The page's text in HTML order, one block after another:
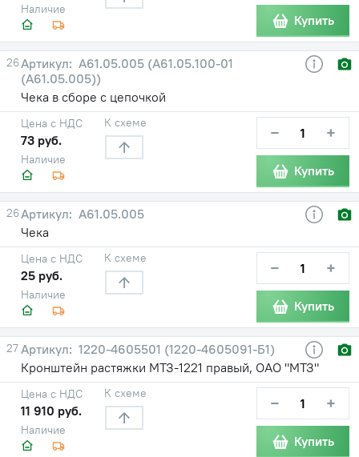
Наличие
Купить
26
А61.05.005 (А61.05.100-01
(А61.05.005))
Чека в сборе с цепочкой
Наличие
Цена с НДС
73 руб.
К схеме − +
Купить
26
А61.05.005
Чека
Наличие
Цена с НДС
25 руб.
К схеме − +
Купить
27
1220-4605501 (1220-4605091-Б1)
Кронштейн растяжки МТЗ-1221 правый, ОАО "МТЗ"
Наличие
Цена с НДС
11 910 руб.
К схеме − +
Купить